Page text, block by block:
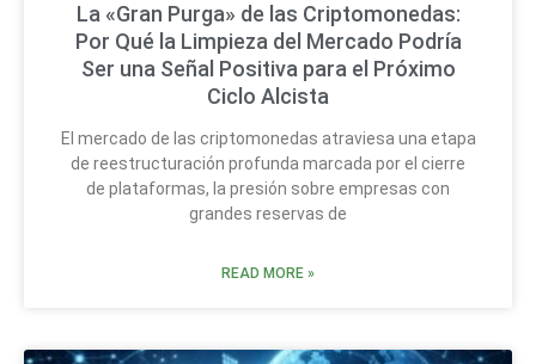
La «Gran Purga» de las Criptomonedas:
Por Qué la Limpieza del Mercado Podría
Ser una Señal Positiva para el Próximo
Ciclo Alcista
El mercado de las criptomonedas atraviesa una etapa
de reestructuración profunda marcada por el cierre
de plataformas, la presión sobre empresas con
grandes reservas de
READ MORE »